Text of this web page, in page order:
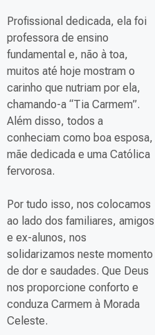
Profissional dedicada, ela foi
professora de ensino
fundamental e, não à toa,
muitos até hoje mostram o
carinho que nutriam por ela,
chamando-a “Tia Carmem”.
Além disso, todos a
conheciam como boa esposa,
mãe dedicada e uma Católica
fervorosa.
Por tudo isso, nos colocamos
ao lado dos familiares, amigos
e ex-alunos, nos
solidarizamos neste momento
de dor e saudades. Que Deus
nos proporcione conforto e
conduza Carmem à Morada
Celeste.